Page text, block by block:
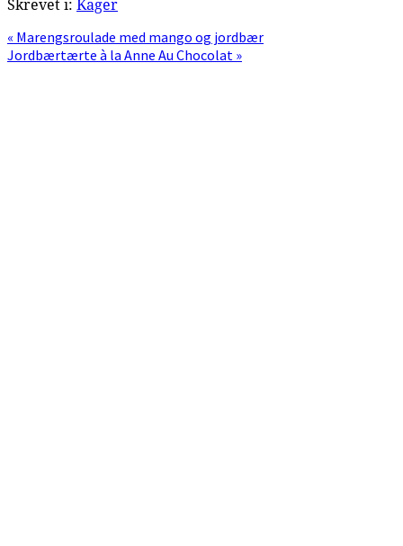
Skrevet i: Kager
Previous
Post:
« Marengsroulade med mango og jordbær
Next
Jordbærtærte à la Anne Au Chocolat »